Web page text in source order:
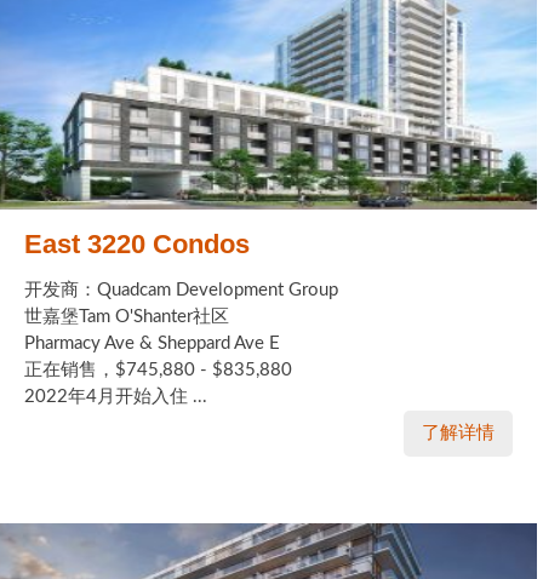
East 3220 Condos
开发商：Quadcam Development Group
世嘉堡Tam O'Shanter社区
Pharmacy Ave & Sheppard Ave E
正在销售，$745,880 - $835,880
2022年4月开始入住 ...
了解详情